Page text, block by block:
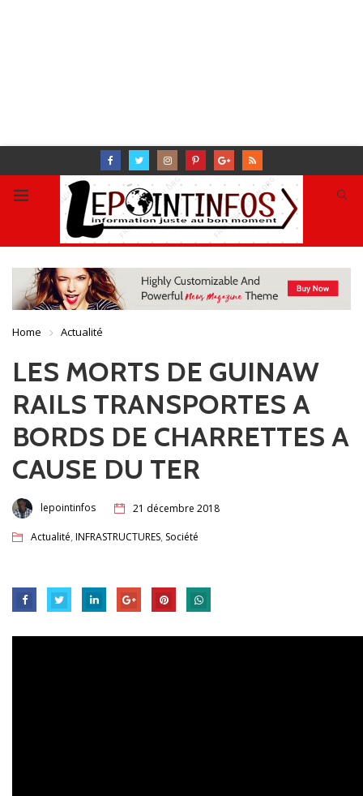
Home Actualité
LES MORTS DE GUINAW
RAILS TRANSPORTES A
BORDS DE CHARRETTES A
CAUSE DU TER
lepointinfos 21 décembre 2018
Actualité,INFRASTRUCTURES, Société